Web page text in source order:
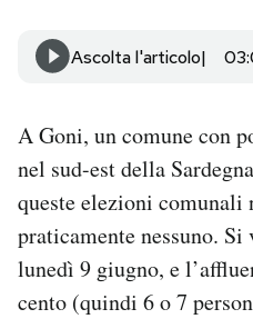
SHOP
Area Personale
Newsletter
Notifiche mobile
Ascolta l'articolo
A Goni, un comune con
nel sud-est della
queste elezioni comunali
praticamente nessuno. Si
lunedì 9 giugno, e
cento (quindi 6 o 7